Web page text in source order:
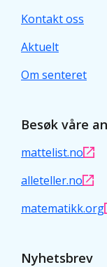
Kontakt oss
Aktuelt
Om senteret
Besøk våre
mattelist.no
alleteller.no
matematikk.org
Nyhetsbrev